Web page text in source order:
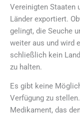
Vereinigten Staaten
Länder exportiert.
gelingt, die Seuche
weiter aus und wird
schließlich kein
zu halten.
Es gibt keine
Verfügung zu
Medikament, das